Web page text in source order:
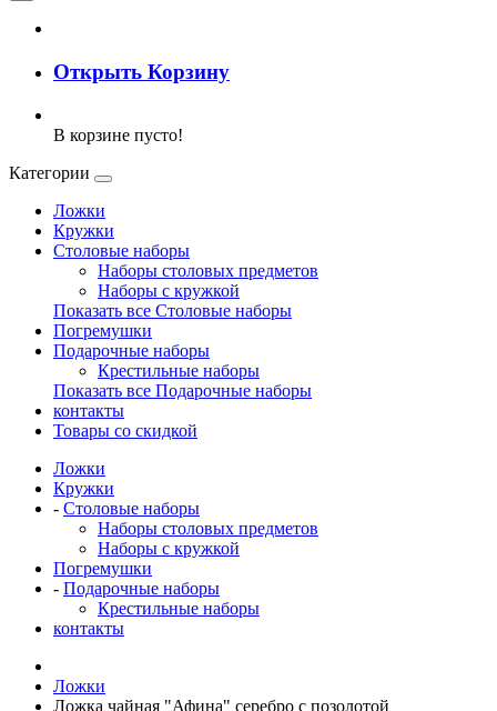
Открыть Корзину
В корзине пусто!
Категории
Ложки
Кружки
Столовые наборы
Наборы столовых предметов
Наборы с кружкой
Показать все Столовые наборы
Погремушки
Подарочные наборы
Крестильные наборы
Показать все Подарочные наборы
контакты
Товары со скидкой
Ложки
Кружки
- Столовые наборы
Наборы столовых предметов
Наборы с кружкой
Погремушки
- Подарочные наборы
Крестильные наборы
контакты
Ложки
Ложка чайная "Афина" серебро с позолотой